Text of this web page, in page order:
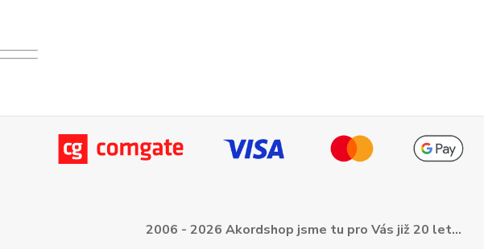
2006 - 2026 Akordshop jsme tu pro Vás již 20 let...